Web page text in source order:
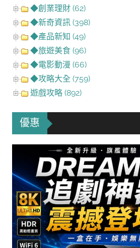
◆創業理財 (62)
◆新奇資訊 (398)
◆產品新知 (49)
◆旅遊美食 (96)
◆電影動漫 (66)
◆攻略大全 (759)
遊戲攻略 (892)
優惠